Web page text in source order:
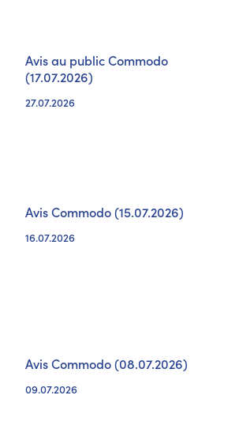
Avis au public Commodo
(17.07.2026)
27.07.2026
Avis Commodo (15.07.2026)
16.07.2026
Avis Commodo (08.07.2026)
09.07.2026